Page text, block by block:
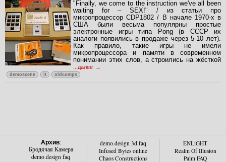
"Finally, we come to the instruction we've all been
waiting for – SEX!" / из статьи про
микропроцессор CDP1802 / В начале 1970-х в
США были весьма популярны простые
электронные игры типа Pong (в СССР их
аналоги появились в продаже через 5-10 лет).
Как правило, такие игры не имели
микропроцессора и памяти в современном
понимании этих слов, а строились на жёсткой
...далее
demoscene it oldcomps
Архив:
Бродячая Камера
demo.design faq
demo.design 3d faq
Infused Bytes online
Chaos Constructions
ENLiGHT
Realm Of Illusion
Palm FAQ